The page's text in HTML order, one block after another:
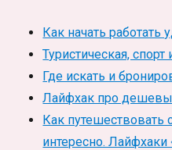
Как начать работать
Туристическая,
Где искать и
Лайфхак про
Как путешествовать
интересно.